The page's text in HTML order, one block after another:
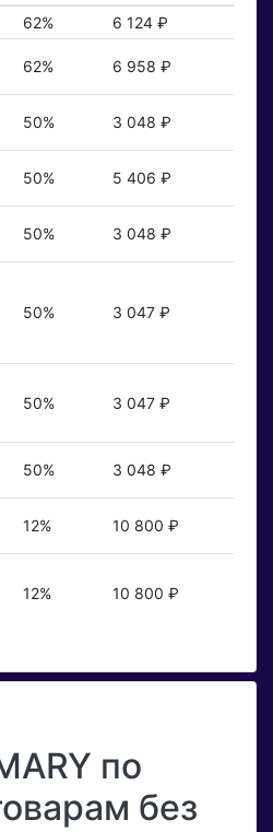
62%
6 124 ₽
62% 6 958 ₽
50% 3 048 ₽
50% 5 406 ₽
50% 3 048 ₽
50% 3 047 ₽
50% 3 047 ₽
50% 3 048 ₽
12% 10 800 ₽
12% 10 800 ₽
по
без